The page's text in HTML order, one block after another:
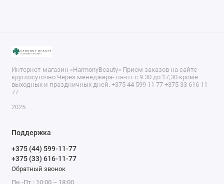
Интернет-магазин «HarmonyBeauty» Прием заказов на сайте
круглосуточно Через менеджера- пн-пт с 9.30 до 17,30 кроме
выходных и праздничных дней. +375 44 599 11 77 +375 33 616 11
77
2025
Поддержка
+375 (44) 599-11-77
+375 (33) 616-11-77
Обратный звонок
Пн.-Пт.: 10:00 – 18:00